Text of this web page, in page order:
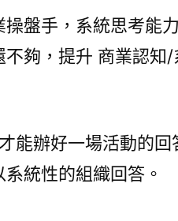
盤手，系統思考能
夠，提升 商業認知/
能辦好一場活動的回
統性的組織回答。